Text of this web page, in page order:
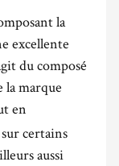
la
excellente
du composé
la marque
en
certains
aussi